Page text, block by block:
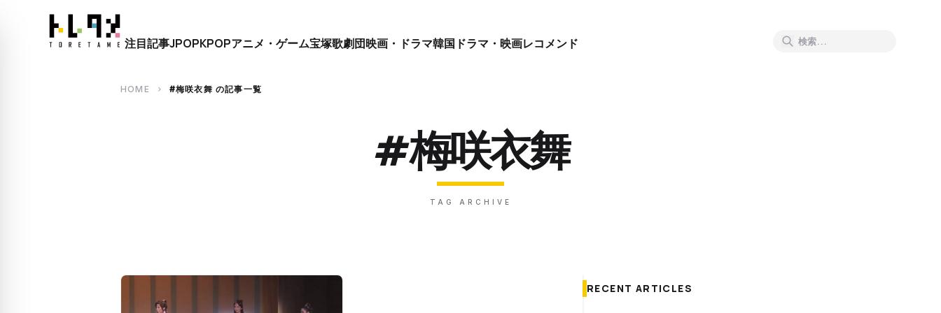
close
注目記事JPOPKPOPアニメ・ゲーム宝塚歌劇団映画・ドラマ韓国ドラマ・映画レコメンド
HOME chevron_right #梅咲衣舞 の記事一覧
#梅咲衣舞
TAG ARCHIVE
RECENT ARTICLES